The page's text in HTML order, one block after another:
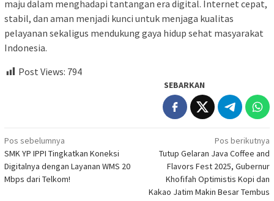
maju dalam menghadapi tantangan era digital. Internet cepat,
stabil, dan aman menjadi kunci untuk menjaga kualitas
pelayanan sekaligus mendukung gaya hidup sehat masyarakat
Indonesia.
Post Views: 794
SEBARKAN
Navigasi
pos
Pos sebelumnya
SMK YP IPPI Tingkatkan Koneksi
Digitalnya dengan Layanan WMS 20
Mbps dari Telkom!
Pos berikutnya
Tutup Gelaran Java Coffee and
Flavors Fest 2025, Gubernur
Khofifah Optimistis Kopi dan
Kakao Jatim Makin Besar Tembus